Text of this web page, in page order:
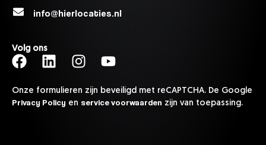
info@hierlocaties.nl
Volg ons
Onze formulieren zijn beveiligd met reCAPTCHA. De Google
Privacy Policy en service voorwaarden zijn van toepassing.